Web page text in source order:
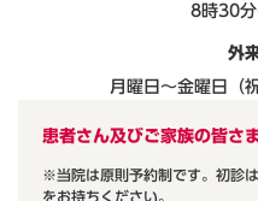
8時30
外
月曜日～金曜日（
患者さん及びご家族の皆さ
※当院は原則予約制です。初診
をお持ちください。